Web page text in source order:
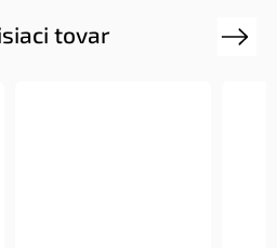
tovar Next